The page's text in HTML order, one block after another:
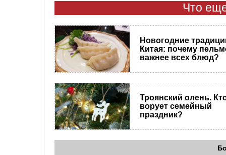
Что
Новогодние
Китая: почему
важнее всех блюд?
Троянский олень.
ворует семейный
праздник?